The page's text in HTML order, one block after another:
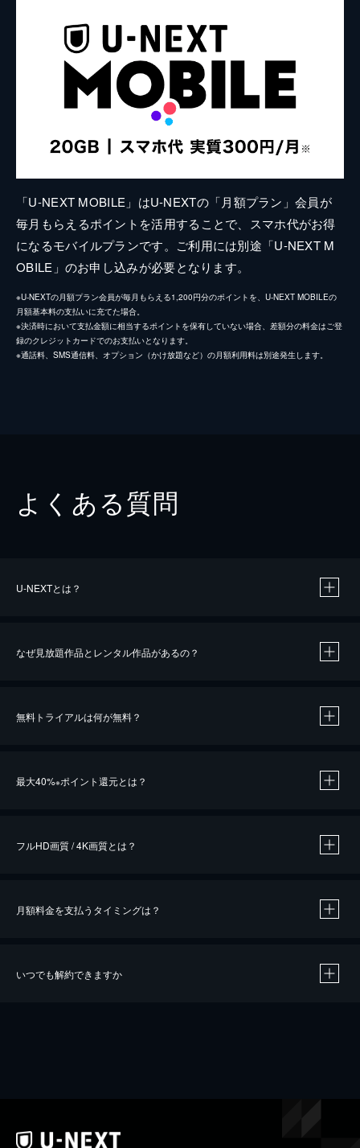
「U-NEXT MOBILE」はU-NEXTの「月額プラン」会員が
毎月もらえるポイントを活用することで、スマホ代がお得
になるモバイルプランです。ご利用には別途「U-NEXT M
OBILE」のお申し込みが必要となります。
※U-NEXTの月額プラン会員が毎月もらえる1,200円分のポイントを、U-NEXT MOBILEの
月額基本料の支払いに充てた場合。
※決済時において支払金額に相当するポイントを保有していない場合、差額分の料金はご登
録のクレジットカードでのお支払いとなります。
※通話料、SMS通信料、オプション（かけ放題など）の月額利用料は別途発生します。
よくある質問
U-NEXTとは？
なぜ見放題作品とレンタル作品があるの？
無料トライアルは何が無料？
最大40%※ポイント還元とは？
※40％ポイント還元の対象は、クレジットカード決済による作品の購入 / レンタルです。
フルHD画質 / 4K画質とは？
月額料金を支払うタイミングは？
いつでも解約できますか